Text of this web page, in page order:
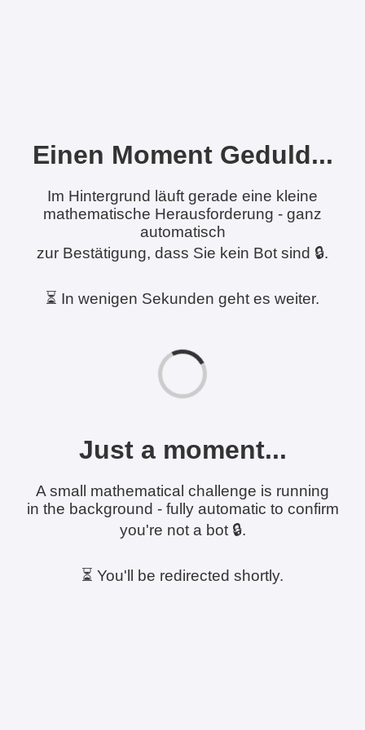
Einen Moment Geduld...
Im Hintergrund läuft gerade eine kleine
mathematische Herausforderung - ganz
automatisch
zur Bestätigung, dass Sie kein Bot sind 🔒.
⏳ In wenigen Sekunden geht es weiter.
Just a moment...
A small mathematical challenge is running
in the background - fully automatic to confirm
you're not a bot 🔒.
⏳ You'll be redirected shortly.